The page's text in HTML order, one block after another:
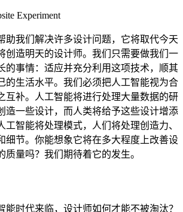
Experiment
助我们解决许多设计问题，它将取代今天
创造明天的设计师。我们只需要做我们一
的事情：适应并充分利用这项技术，顺其
的生活水平。我们必须把人工智能视为合
互补。人工智能将进行处理大量数据的研
造一些设计，而人类将给予这些设计增添
工智能将处理模式，人们将处理创造力、
细节。你能想象它将在多大程度上改善设
质量吗？我们期待着它的发生。